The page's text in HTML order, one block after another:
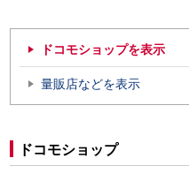
ドコモショップを表示
量販店などを表示
ドコモショップ